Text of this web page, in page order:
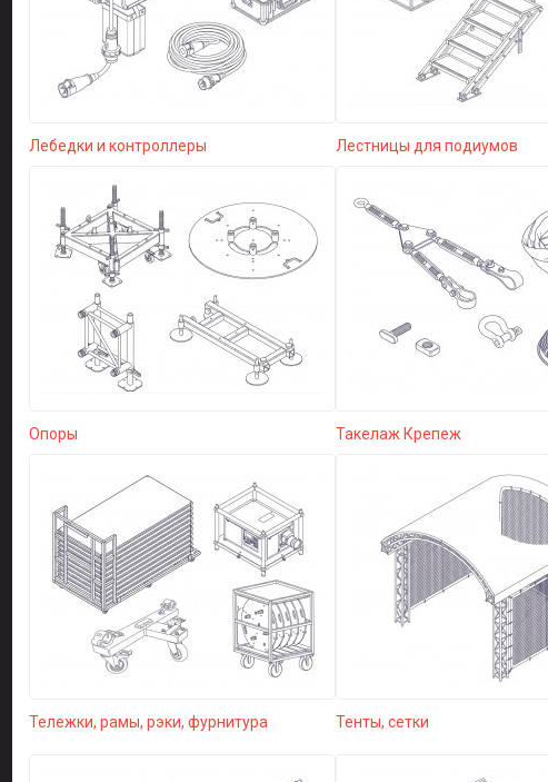
Лебедки и контроллеры Лестницы для подиумов
Опоры Такелаж Крепеж
Тележки, рамы, рэки, фурнитура Тенты, сетки